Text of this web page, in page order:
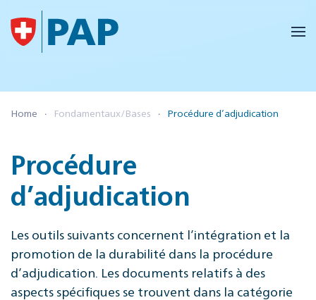
Accéder au contenu principal
Home Fondamentaux/Bases Procédure d’adjudication
Procédure
d’adjudication
Les outils suivants concernent l’intégration et la
promotion de la durabilité dans la procédure
d’adjudication. Les documents relatifs à des
aspects spécifiques se trouvent dans la catégorie